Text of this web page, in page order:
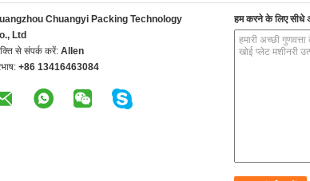
Chuangyi Packing Technology
Ltd
से संपर्क करें: Allen
+86 13416463084
हम करने के लिए सीधे